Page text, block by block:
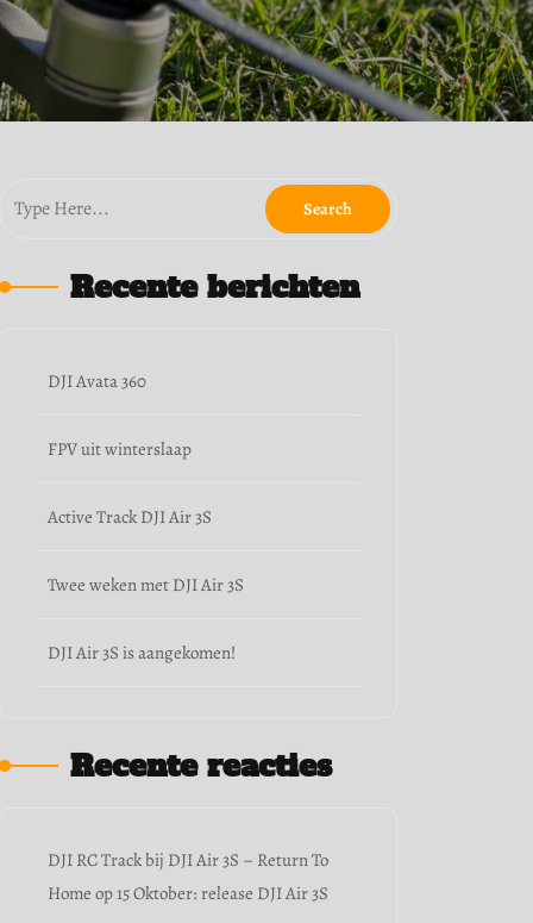
Recente berichten
DJI Avata 360
FPV uit winterslaap
Active Track DJI Air 3S
Twee weken met DJI Air 3S
DJI Air 3S is aangekomen!
Recente reacties
DJI RC Track bij DJI Air 3S – Return To
Home op15 Oktober: release DJI Air 3S